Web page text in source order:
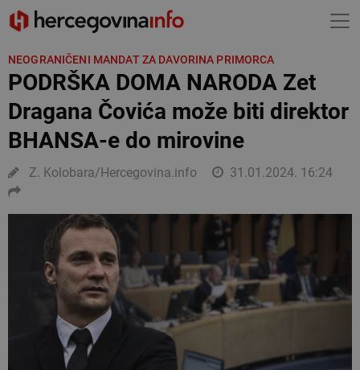
NEOGRANIČENI MANDAT ZA DAVORINA PRIMORCA
PODRŠKA DOMA NARODA Zet
Dragana Čovića može biti direktor
BHANSA-e do mirovine
Z. Kolobara/Hercegovina.info 31.01.2024. 16:24